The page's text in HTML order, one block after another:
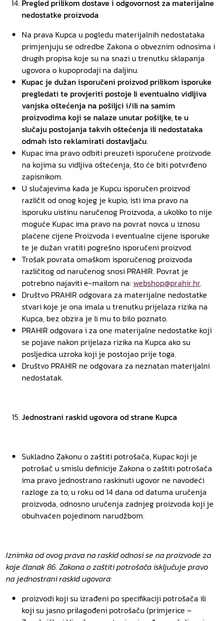
Pregled prilikom dostave i odgovornost za materijalne
nedostatke proizvoda
Na prava Kupca u pogledu materijalnih nedostataka
primjenjuju se odredbe Zakona o obveznim odnosima i
drugih propisa koje su na snazi u trenutku sklapanja
ugovora o kupoprodaji na daljinu.
Kupac je dužan isporučeni proizvod prilikom isporuke
pregledati te provjeriti postoje li eventualno vidljiva
vanjska oštećenja na pošiljci i/ili na samim
proizvodima koji se nalaze unutar pošiljke, te u
slučaju postojanja takvih oštećenja ili nedostataka
odmah isto reklamirati dostavljaču.
Kupac ima pravo odbiti preuzeti isporučene proizvode
na kojima su vidljiva oštećenja, što će biti potvrđeno
zapisnikom.
U slučajevima kada je Kupcu isporučen proizvod
različit od onog kojeg je kupio, isti ima pravo na
isporuku uistinu naručenog Proizvoda, a ukoliko to nije
moguće Kupac ima pravo na povrat novca u iznosu
plaćene cijene Proizvoda i eventualne cijene isporuke
te je dužan vratiti pogrešno isporučeni proizvod.
Trošak povrata omaškom isporučenog proizvoda
različitog od naručenog snosi PRAHIR. Povrat je
potrebno najaviti e-mailom na: webshop@prahir.hr.
Društvo PRAHIR odgovara za materijalne nedostatke
stvari koje je ona imala u trenutku prijelaza rizika na
Kupca, bez obzira je li mu to bilo poznato.
PRAHIR odgovara i za one materijalne nedostatke koji
se pojave nakon prijelaza rizika na Kupca ako su
posljedica uzroka koji je postojao prije toga.
Društvo PRAHIR ne odgovara za neznatan materijalni
nedostatak.
Jednostrani raskid ugovora od strane Kupca
Sukladno Zakonu o zaštiti potrošača, Kupac koji je
potrošač u smislu definicije Zakona o zaštiti potrošača
ima pravo jednostrano raskinuti ugovor ne navodeći
razloge za to, u roku od 14 dana od datuma uručenja
proizvoda, odnosno uručenja zadnjeg proizvoda koji je
obuhvaćen pojedinom narudžbom.
Iznimka od ovog prava na raskid odnosi se na proizvode za
koje članak 86. Zakona o zaštiti potrošača isključuje pravo
na jednostrani raskid ugovora:
proizvodi koji su izrađeni po specifikaciji potrošača ili
koji su jasno prilagođeni potrošaču (primjerice –